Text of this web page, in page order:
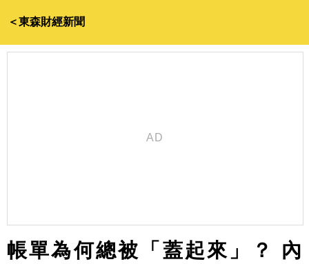
＜東森財經新聞
帳單為何總被「蓋起來」？ 內